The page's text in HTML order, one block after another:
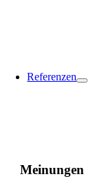
Referenzen
Meinungen